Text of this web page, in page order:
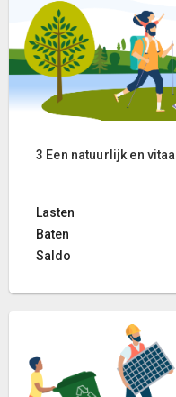
3 Een natuurlijk en
Lasten
Baten
Saldo